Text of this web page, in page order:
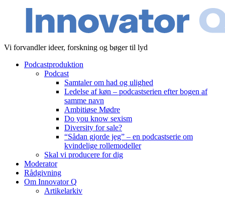
Vi forvandler ideer, forskning og bøger til lyd
Podcastproduktion
Podcast
Samtaler om had og ulighed
Ledelse af køn – podcastserien efter bogen af
samme navn
Ambitiøse Mødre
Do you know sexism
Diversity for sale?
“Sådan gjorde jeg” – en podcastserie om
kvindelige rollemodeller
Skal vi producere for dig
Moderator
Rådgivning
Om Innovator Q
Artikelarkiv